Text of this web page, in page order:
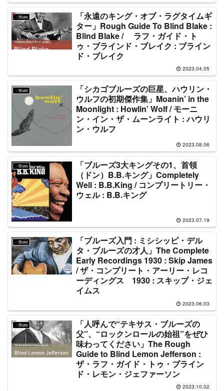
・Blues
「永遠のキング・オブ・ラグタイムギ
ター」Rough Guide To Blind Blake :
Blind Blake / ラフ・ガイド・ト
ゥ・ブラインド・ブレイク : ブライン
ド・ブレイク
2023.04.05
・Blues
「シカゴブルーズの巨星、ハウリン・
ウルフの初期傑作集」Moanin’ in the
Moonlight : Howlin’ Wolf / モーニ
ン・イン・ザ・ムーンライト : ハウリ
ン・ウルフ
2023.08.06
・Blues
「ブルーズ3大キングその1、首領
（ドン）B.B.キング」Completely
Well : B.B.King / コンプリートリー・
ウェル : B.B.キング
2023.07.19
・Blues
「ブルーズ入門 : ミシシッピ・デル
タ・ブルーズの才人」The Complete
Early Recordings 1930 : Skip James
/ ザ・コンプリート・アーリー・レコ
ーディングス 1930 : スキップ・ジェ
イムス
2023.06.03
・Blues
「人呼んで“テキサス・ブルーズの
父”、“ロックンロールの始祖”をぜひ
味わってください」The Rough
Guide to Blind Lemon Jefferson :
ザ・ラフ・ガイド・トゥ・ブライン
ド・レモン・ジェファーソン
2023.10.02